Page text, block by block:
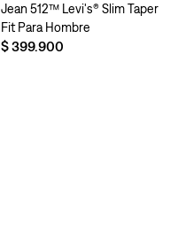
Jean 512™ Levi's® Slim Taper
Fit Para Hombre
$399.900